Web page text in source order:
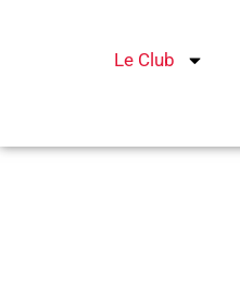
Le Club